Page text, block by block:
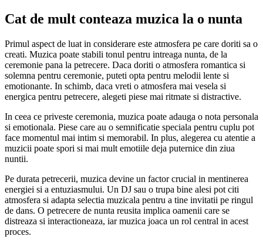
Cat de mult conteaza muzica la o nunta
Primul aspect de luat in considerare este atmosfera pe care doriti sa o
creati. Muzica poate stabili tonul pentru intreaga nunta, de la
ceremonie pana la petrecere. Daca doriti o atmosfera romantica si
solemna pentru ceremonie, puteti opta pentru melodii lente si
emotionante. In schimb, daca vreti o atmosfera mai vesela si
energica pentru petrecere, alegeti piese mai ritmate si distractive.
In ceea ce priveste ceremonia, muzica poate adauga o nota personala
si emotionala. Piese care au o semnificatie speciala pentru cuplu pot
face momentul mai intim si memorabil. In plus, alegerea cu atentie a
muzicii poate spori si mai mult emotiile deja puternice din ziua
nuntii.
Pe durata petrecerii, muzica devine un factor crucial in mentinerea
energiei si a entuziasmului. Un DJ sau o trupa bine alesi pot citi
atmosfera si adapta selectia muzicala pentru a tine invitatii pe ringul
de dans. O petrecere de nunta reusita implica oamenii care se
distreaza si interactioneaza, iar muzica joaca un rol central in acest
proces.